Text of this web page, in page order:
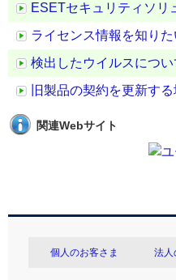
ESETセキュリティソリ
ライセンス情報を知りた
検出したウイルスにつ
旧製品の契約を更新す
関連Webサイト
個人のお客さま 法人